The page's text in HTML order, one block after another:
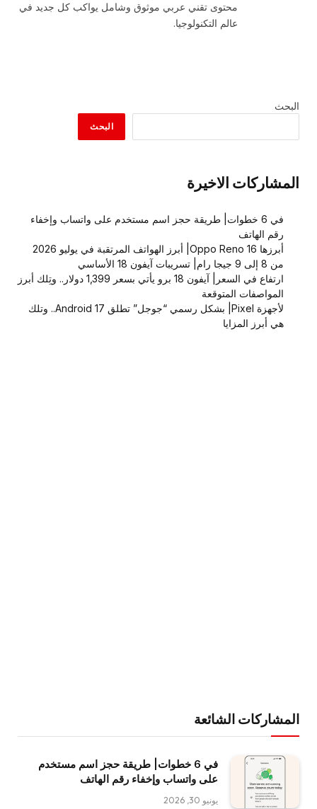
محتوى تقني عربي موثوق وشامل يواكب كل جديد في
عالم التكنولوجيا.
البحث
البحث
المشاركات الاخيرة
في 6 خطوات| طريقة حجز اسم مستخدم على واتساب وإخفاء
رقم الهاتف
أبرزها Oppo Reno 16| أبرز الهواتف المرتقبة في يوليو 2026
من 8 إلى 9 جيجا رام| تسريبات آيفون 18 الأساسي
ارتفاع في السعر| آيفون 18 برو يأتي بسعر 1,399 دولار.. وتِلك أبرز
المواصفات المتوقعة
لأجهزة Pixel| بشكل رسمي “جوجل” تطلق Android 17.. وتلك
هي أبرز المزايا
المشاركات الشائعة
في 6 خطوات| طريقة حجز اسم مستخدم
على واتساب وإخفاء رقم الهاتف
يونيو 30, 2026